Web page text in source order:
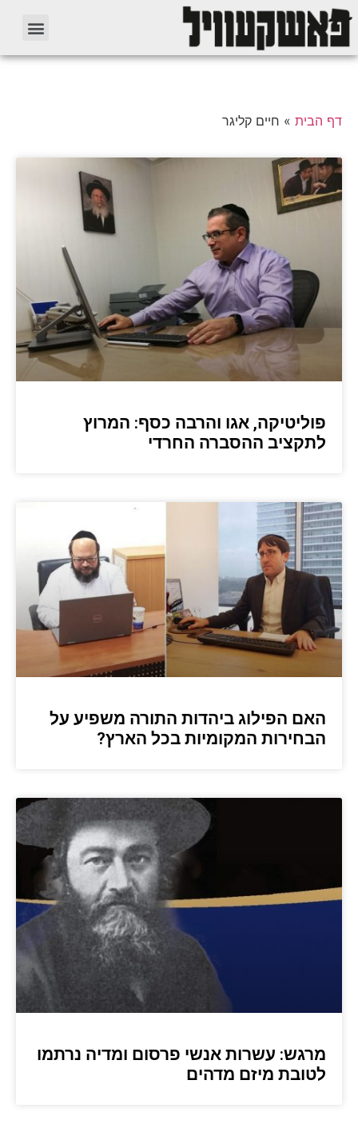
דף הבית » חיים קליגר
פוליטיקה, אגו והרבה כסף: המרוץ
לתקציב ההסברה החרדי
האם הפילוג ביהדות התורה משפיע על
הבחירות המקומיות בכל הארץ?
מרגש: עשרות אנשי פרסום ומדיה נרתמו
לטובת מיזם מדהים